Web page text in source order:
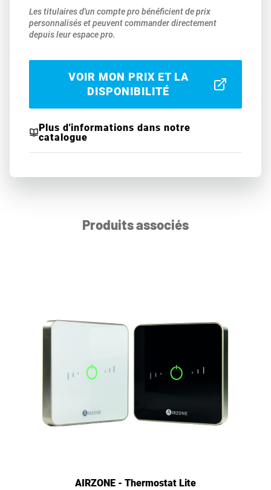
Les titulaires d'un compte pro bénéficient de prix
personnalisés et peuvent commander directement
depuis leur espace pro.
VOIR MON PRIX ET LA
DISPONIBILITÉ
Plus d'informations dans notre
catalogue
Produits associés
AIRZONE - Thermostat Lite